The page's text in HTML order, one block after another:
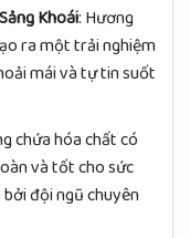
Khoái: Hương
ra một trải nghiệm
mái và tự tin suốt
chứa hóa chất có
và tốt cho sức
đội ngũ chuyên